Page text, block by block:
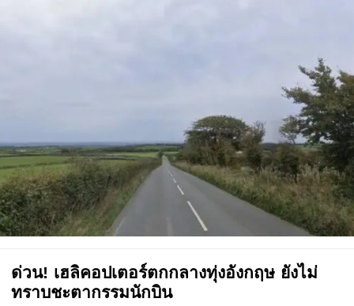
ด่วน! เฮลิคอปเตอร์ตกกลางทุ่งอังกฤษ ยังไม่
ทราบชะตากรรมนักบิน